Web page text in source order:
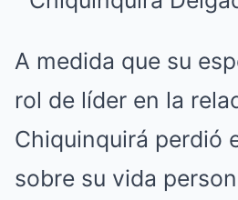
A medida que su
rol de líder en la
Chiquinquirá perdió
sobre su vida